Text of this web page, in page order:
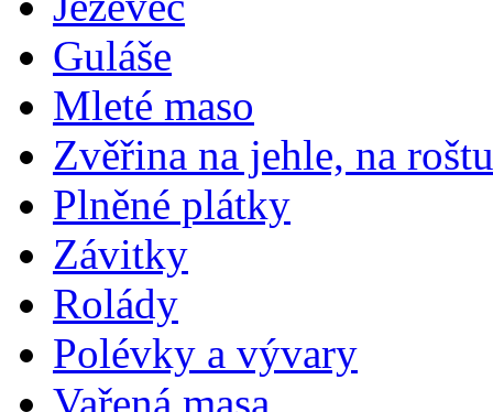
Guláše
Mleté maso
Zvěřina na jehle, na roštu
Plněné plátky
Závitky
Rolády
Polévky a vývary
Vařená masa